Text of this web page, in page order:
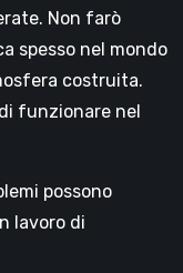
Non farò
spesso nel mondo
costruita.
funzionare nel
possono
lavoro di